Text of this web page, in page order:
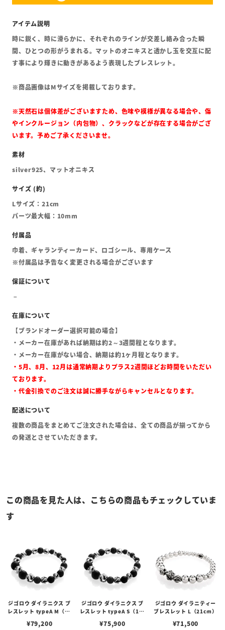
時に鋭く、時に滑らかに、それぞれのラインが交差し絡み合った瞬
間、ひとつの形がうまれる。マットのオニキスと透かし玉を交互に配
す事により輝きに動きがあるよう表現したブレスレット。
※商品画像はMサイズを掲載しております。
※天然石は個体差がございますため、色味や模様が異なる場合や、傷
やインクルージョン（内包物）、クラックなどが存在する場合がござ
います。予めご了承くださいませ。
silver925、マットオニキス
Lサイズ：21cm
パーツ最大幅：10mm
巾着、ギャランティーカード、ロゴシール、専用ケース
※付属品は予告なく変更される場合がございます
【ブランドオーダー選択可能の場合】
・メーカー在庫があれば納期は約2～3週間程となります。
・メーカー在庫がない場合、納期は約1ヶ月程となります。
・5月、8月、12月は通常納期よりプラス2週間ほどお時間をいただい
ております。
・代金引換でのご注文は誠に勝手ながらキャンセルとなります。
複数の商品をまとめてご注文された場合は、全ての商品が揃ってから
の発送とさせていただきます。
この商品を見た人は、こちらの商品もチェックしていま
す
ジゴロウ ダイラニクス ブ
レスレット typeA M（19
¥79,200
ジゴロウ ダイラニクス ブ
レスレット typeA S（17c
¥75,900
ジゴロウ ダイラニティー
ブレスレット L（21cm）
¥71,500